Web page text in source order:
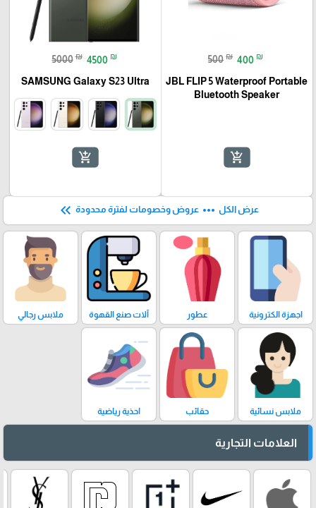
500 ₪ 400 ₪
JBL FLIP 5 Waterproof Portable
Bluetooth Speaker
add_shopping_cart
5000 ₪ 4500 ₪
SAMSUNG Galaxy S23 Ultra
add_shopping_cart
عرض الكل more_horiz عروض وخصومات لفترة محدودة keyboard_double_arrow_left
اجهزة الكترونية عطور آلات صنع القهوة ملابس رجالي
ملابس نسائية حقائب احذية رياضية
العلامات التجارية